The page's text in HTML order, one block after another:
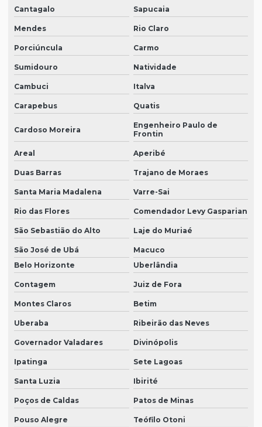
Cantagalo Sapucaia
Mendes Rio Claro
Porciúncula Carmo
Sumidouro Natividade
Cambuci Italva
Carapebus Quatis
Cardoso Moreira
Engenheiro Paulo de
Frontin
Areal Aperibé
Duas Barras Trajano de Moraes
Santa Maria Madalena Varre-Sai
Rio das Flores Comendador Levy Gasparian
São Sebastião do Alto Laje do Muriaé
São José de Ubá
Macuco
Belo Horizonte
Uberlândia
Contagem Juiz de Fora
Montes Claros Betim
Uberaba Ribeirão das Neves
Governador Valadares Divinópolis
Ipatinga Sete Lagoas
Santa Luzia Ibirité
Poços de Caldas Patos de Minas
Pouso Alegre Teófilo Otoni